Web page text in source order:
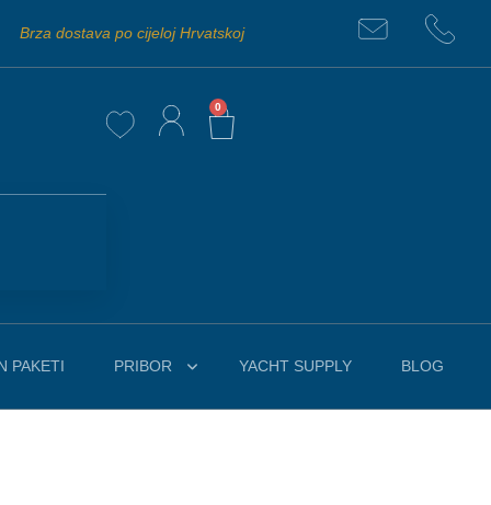
Brza dostava po cijeloj Hrvatskoj
0
PAKETI PRIBOR YACHT SUPPLY BLOG